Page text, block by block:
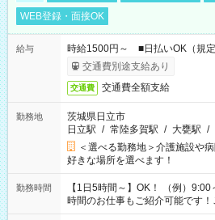
WEB登録・面接OK
給与
時給1500円～ ■日払いOK（規
交通費別途支給あり
交通費 交通費全額支給
勤務地
茨城県日立市
日立駅 / 常陸多賀駅 / 大甕駅 /
＜選べる勤務地＞介護施設
好きな場所を選べます！
勤務時間
【1日5時間～】OK！ （例）
時間のお仕事もご紹介可能です
その他の時間帯もあなたのライ